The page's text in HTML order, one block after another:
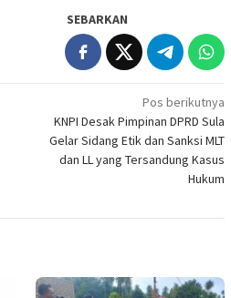
SEBARKAN
Pos berikutnya
KNPI Desak Pimpinan DPRD Sula
Gelar Sidang Etik dan Sanksi MLT
dan LL yang Tersandung Kasus
Hukum